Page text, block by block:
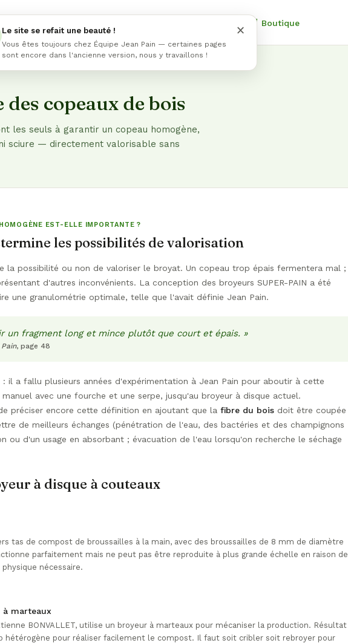
sommes-nous Boutique
Le site se refait une beauté !
Vous êtes toujours chez Équipe Jean Pain — certaines pages
sont encore dans l'ancienne version, nous y travaillons !
copeaux de bois
les seuls à garantir un copeau homogène,
sciure — directement valorisable sans
EST-ELLE IMPORTANTE ?
les possibilités de valorisation
la possibilité ou non de valoriser le broyat. Un copeau trop épais fermentera mal ;
d'autres inconvénients. La conception des broyeurs SUPER-PAIN a été
une granulométrie optimale, telle que l'avait définie Jean Pain.
un fragment long et mince plutôt que court et épais. »
, page 48
il a fallu plusieurs années d'expérimentation à Jean Pain pour aboutir à cette
avec une fourche et une serpe, jusqu'au broyeur à disque actuel.
préciser encore cette définition en ajoutant que la fibre du bois doit être coupée
de meilleurs échanges (pénétration de l'eau, des bactéries et des champignons
ou d'un usage en absorbant ; évacuation de l'eau lorsqu'on recherche le séchage
à disque à couteaux
tas de compost de broussailles à la main, avec des broussailles de 8 mm de diamètre
parfaitement mais ne peut pas être reproduite à plus grande échelle en raison de
nécessaire.
à marteaux
BONVALLET, utilise un broyeur à marteaux pour mécaniser la production. Résultat
hétérogène pour réaliser facilement le compost. Il faut soit cribler soit rebroyer pour